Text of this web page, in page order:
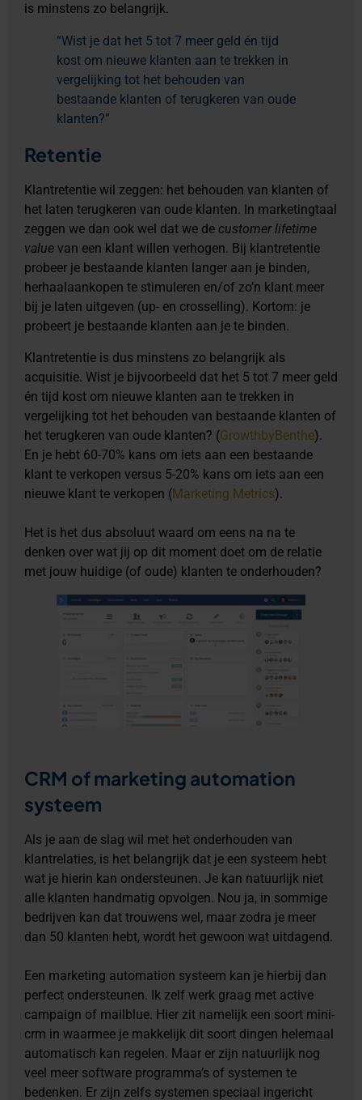
is minstens zo belangrijk.
“Wist je dat het 5 tot 7 meer geld én tijd
kost om nieuwe klanten aan te trekken in
vergelijking tot het behouden van
bestaande klanten of terugkeren van oude
klanten?”
Retentie
Klantretentie wil zeggen: het behouden van klanten of
het laten terugkeren van oude klanten. In marketingtaal
zeggen we dan ook wel dat we de customer lifetime
value van een klant willen verhogen. Bij klantretentie
probeer je bestaande klanten langer aan je binden,
herhaalaankopen te stimuleren en/of zo’n klant meer
bij je laten uitgeven (up- en crosselling). Kortom: je
probeert je bestaande klanten aan je te binden.
Klantretentie is dus minstens zo belangrijk als
acquisitie. Wist je bijvoorbeeld dat het 5 tot 7 meer geld
én tijd kost om nieuwe klanten aan te trekken in
vergelijking tot het behouden van bestaande klanten of
het terugkeren van oude klanten? (GrowthbyBenthe).
En je hebt 60-70% kans om iets aan een bestaande
klant te verkopen versus 5-20% kans om iets aan een
nieuwe klant te verkopen (Marketing Metrics).
Het is het dus absoluut waard om eens na na te
denken over wat jij op dit moment doet om de relatie
met jouw huidige (of oude) klanten te onderhouden?
CRM of marketing automation
systeem
Als je aan de slag wil met het onderhouden van
klantrelaties, is het belangrijk dat je een systeem hebt
wat je hierin kan ondersteunen. Je kan natuurlijk niet
alle klanten handmatig opvolgen. Nou ja, in sommige
bedrijven kan dat trouwens wel, maar zodra je meer
dan 50 klanten hebt, wordt het gewoon wat uitdagend.
Een marketing automation systeem kan je hierbij dan
perfect ondersteunen. Ik zelf werk graag met active
campaign of mailblue. Hier zit namelijk een soort mini-
crm in waarmee je makkelijk dit soort dingen helemaal
automatisch kan regelen. Maar er zijn natuurlijk nog
veel meer software programma’s of systemen te
bedenken. Er zijn zelfs systemen speciaal ingericht